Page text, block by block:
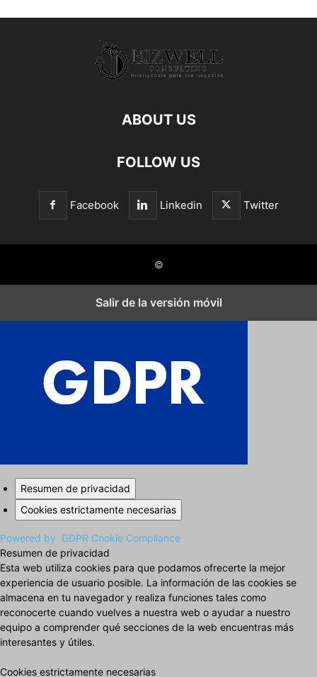
ABOUT US
FOLLOW US
Facebook Linkedin Twitter
©
Salir de la versión móvil
Cerrar los ajustes de cookies RGPD
Resumen de privacidad
Cookies estrictamente necesarias
Powered by GDPR Cookie Compliance
Resumen de privacidad
Esta web utiliza cookies para que podamos ofrecerte la mejor
experiencia de usuario posible. La información de las cookies se
almacena en tu navegador y realiza funciones tales como
reconocerte cuando vuelves a nuestra web o ayudar a nuestro
equipo a comprender qué secciones de la web encuentras más
interesantes y útiles.
Cookies estrictamente necesarias